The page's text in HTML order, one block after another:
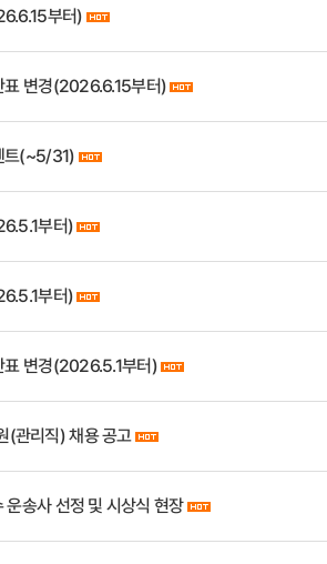
부터)
변경(2026.6.15부터)
트(~5/31)
부터)
부터)
변경(2026.5.1부터)
(관리직) 채용 공고
송사 선정 및 시상식 현장